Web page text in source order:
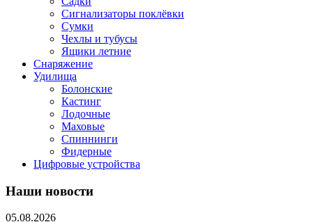
Сигнализаторы поклёвки
Сумки
Чехлы и тубусы
Ящики летние
Снаряжение
Удилища
Болонские
Кастинг
Лодочные
Маховые
Спиннинги
Фидерные
Цифровые устройства
Наши новости
05.08.2026